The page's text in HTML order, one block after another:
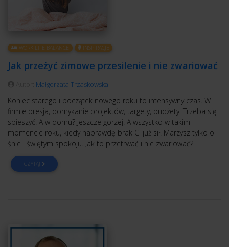
WORK-LIFE BALANCE INSPIRACJE
Jak przeżyć zimowe przesilenie i nie zwariować
Małgorzata Trzaskowska
Koniec starego i początek nowego roku to intensywny czas. W
firmie presja, domykanie projektów, targety, budżety. Trzeba się
spieszyć. A w domu? Jeszcze gorzej. A wszystko w takim
momencie roku, kiedy naprawdę brak Ci już sił. Marzysz tylko o
śnie i świętym spokoju. Jak to przetrwać i nie zwariować?
CZYTAJ